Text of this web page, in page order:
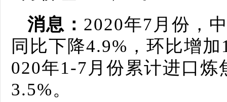
消息： 2020年7月份，
同比下降4.9%，环比增
020年1-7月份累计进口
3.5%。